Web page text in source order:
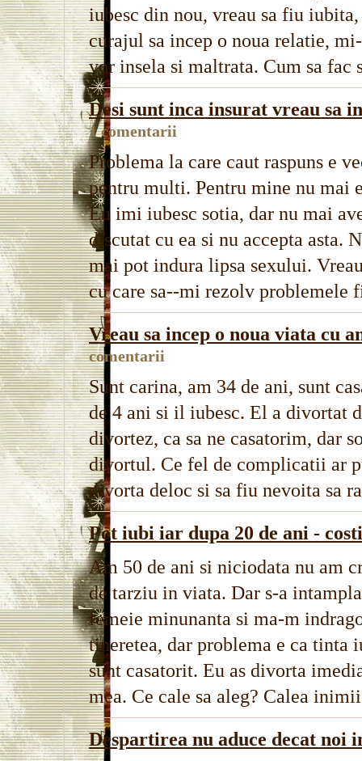
iubesc din nou, vreau sa fiu
curajul sa incep o noua relatie,
vor insela si maltrata. Cum sa fac
Desi sunt inca insurat vreau sa
1 comentarii
Problema la care caut raspuns e
pentru multi. Pentru mine nu mai
Eu imi iubesc sotia, dar nu mai
discutat cu ea si nu accepta asta.
mai pot indura lipsa sexului.
cu care sa--mi rezolv problemele
Vreau sa incep o noua viata cu
comentarii
Sunt carina, am 34 de ani, sunt
de 4 ani si il iubesc. El a divortat
divortez, ca sa ne casatorim, dar
divortul. Ce fel de complicatii ar
divorta deloc si sa fiu nevoita sa
Pot iubi iar dupa 20 de ani -
Am 50 de ani si niciodata nu am
de tarziu in viata. Dar s-a
femeie minunanta si ma-m
tineretea, dar problema e ca tinta
sunt casatorit. Eu as divorta
mea. Ce cale sa aleg? Calea
Despartirea nu aduce decat noi